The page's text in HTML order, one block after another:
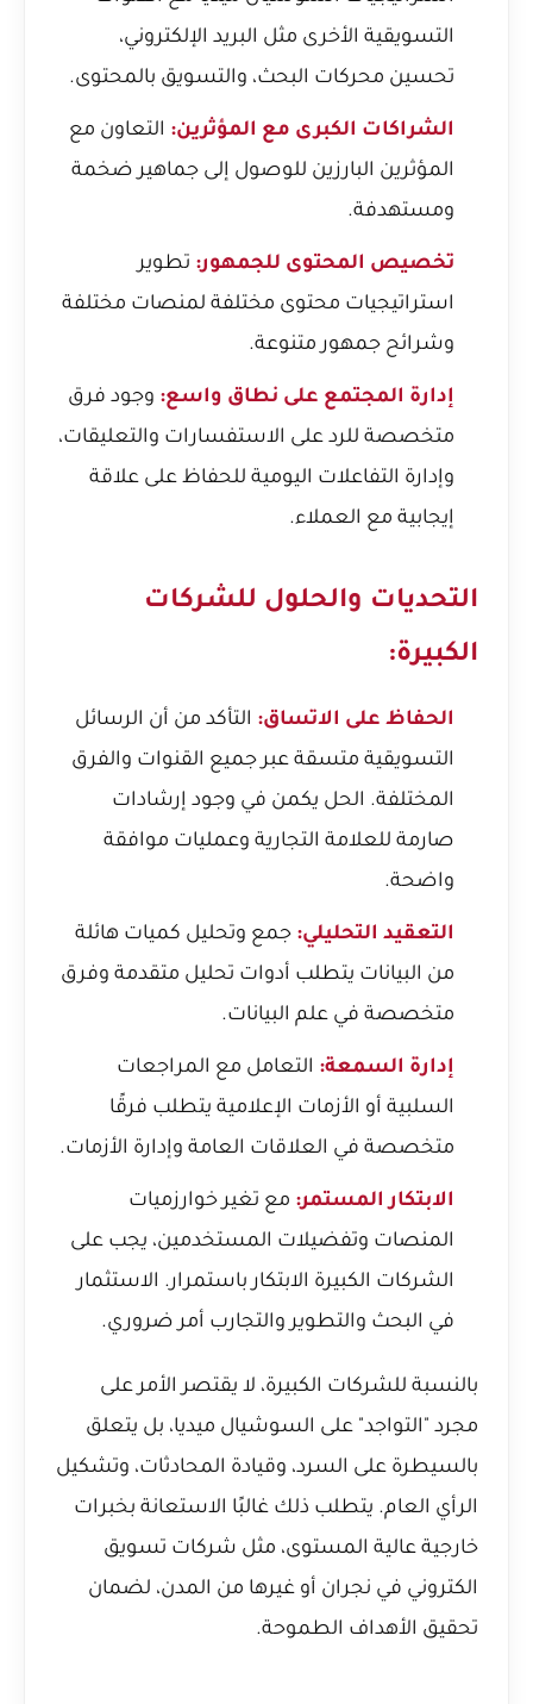
التسويقية الأخرى مثل البريد الإلكتروني،
تحسين محركات البحث، والتسويق بالمحتوى.
الشراكات الكبرى مع المؤثرين: التعاون مع
المؤثرين البارزين للوصول إلى جماهير ضخمة
ومستهدفة.
تخصيص المحتوى للجمهور: تطوير
استراتيجيات محتوى مختلفة لمنصات مختلفة
وشرائح جمهور متنوعة.
إدارة المجتمع على نطاق واسع: وجود فرق
متخصصة للرد على الاستفسارات والتعليقات،
وإدارة التفاعلات اليومية للحفاظ على علاقة
إيجابية مع العملاء.
التحديات والحلول للشركات
الكبيرة:
الحفاظ على الاتساق: التأكد من أن الرسائل
التسويقية متسقة عبر جميع القنوات والفرق
المختلفة. الحل يكمن في وجود إرشادات
صارمة للعلامة التجارية وعمليات موافقة
واضحة.
التعقيد التحليلي: جمع وتحليل كميات هائلة
من البيانات يتطلب أدوات تحليل متقدمة وفرق
متخصصة في علم البيانات.
إدارة السمعة: التعامل مع المراجعات
السلبية أو الأزمات الإعلامية يتطلب فرقًا
متخصصة في العلاقات العامة وإدارة الأزمات.
الابتكار المستمر: مع تغير خوارزميات
المنصات وتفضيلات المستخدمين، يجب على
الشركات الكبيرة الابتكار باستمرار. الاستثمار
في البحث والتطوير والتجارب أمر ضروري.
بالنسبة للشركات الكبيرة، لا يقتصر الأمر على
مجرد "التواجد" على السوشيال ميديا، بل يتعلق
بالسيطرة على السرد، وقيادة المحادثات، وتشكيل
الرأي العام. يتطلب ذلك غالبًا الاستعانة بخبرات
خارجية عالية المستوى، مثل شركات تسويق
الكتروني في نجران أو غيرها من المدن، لضمان
تحقيق الأهداف الطموحة.